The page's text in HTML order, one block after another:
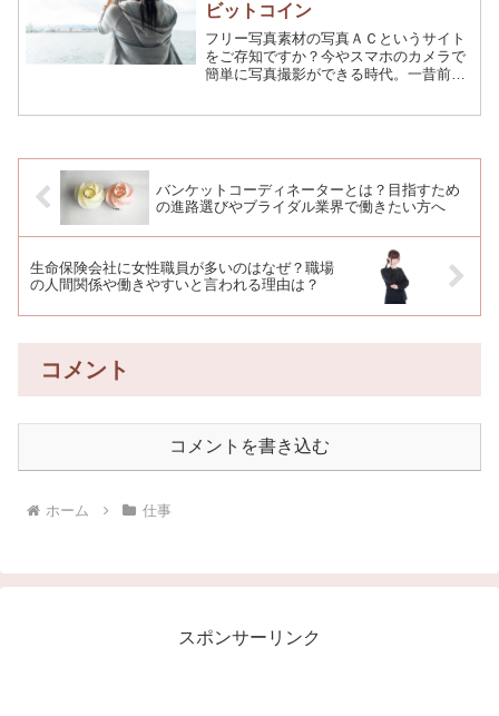
ビットコイン
フリー写真素材の写真ＡＣというサイト
をご存知ですか？今やスマホのカメラで
簡単に写真撮影ができる時代。一昔前
バンケットコーディネーターとは？目指すため
の進路選びやブライダル業界で働きたい方へ
生命保険会社に女性職員が多いのはなぜ？職場
の人間関係や働きやすいと言われる理由は？
コメント
コメントを書き込む
ホーム 仕事
スポンサーリンク